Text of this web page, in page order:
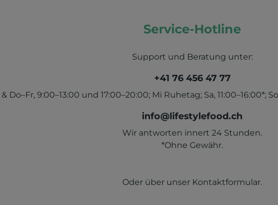
Service-Hotline
Support und Beratung unter:
+41 76 456 47 77
Do–Fr, 9:00–13:00 und 17:00–20:00; Mi Ruhetag; Sa, 11:00–16:00*;
info@lifestylefood.ch
Wir antworten innert 24 Stunden.
*Ohne Gewähr.
Oder über unser Kontaktformular.